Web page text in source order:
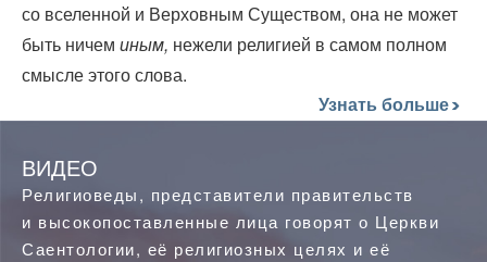
со вселенной и Верховным Существом, она не может
быть ничем иным, нежели религией в самом полном
смысле этого слова.
Узнать больше
ВИДЕО
Религиоведы, представители правительств
и высокопоставленные лица говорят о Церкви
Саентологии, её религиозных целях и её